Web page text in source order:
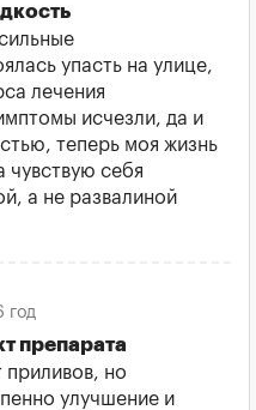
упасть на улице,
лечения
исчезли, да и
теперь моя жизнь
чувствую себя
а не развалиной
год
препарата
приливов, но
улучшение и